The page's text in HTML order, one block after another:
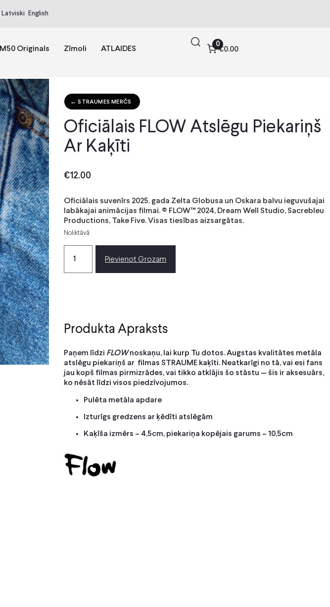
Latviski English
M50 Originals Zīmoli ATLAIDES
0
€0.00
← STRAUMES MERČS
Oficiālais FLOW Atslēgu Piekariņš
Ar Kaķīti
€12.00
Oficiālais suvenīrs 2025. gada Zelta Globusa un Oskara balvu ieguvušajai
labākajai animācijas filmai. © FLOW™ 2024, Dream Well Studio, Sacrebleu
Productions, Take Five. Visas tiesības aizsargātas.
Noliktāvā
Pievienot Grozam
Produkta Apraksts
Paņem līdzi FLOWnoskaņu, lai kurp Tu dotos. Augstas kvalitātes metāla
atslēgu piekariņš ar filmas STRAUME kaķīti. Neatkarīgi no tā, vai esi fans
jau kopš filmas pirmizrādes, vai tikko atklājis šo stāstu — šis ir aksesuārs,
ko nēsāt līdzi visos piedzīvojumos.
Pulēta metāla apdare
Izturīgs gredzens ar ķēdīti atslēgām
Kaķīša izmērs – 4,5cm, piekariņa kopējais garums – 10,5cm